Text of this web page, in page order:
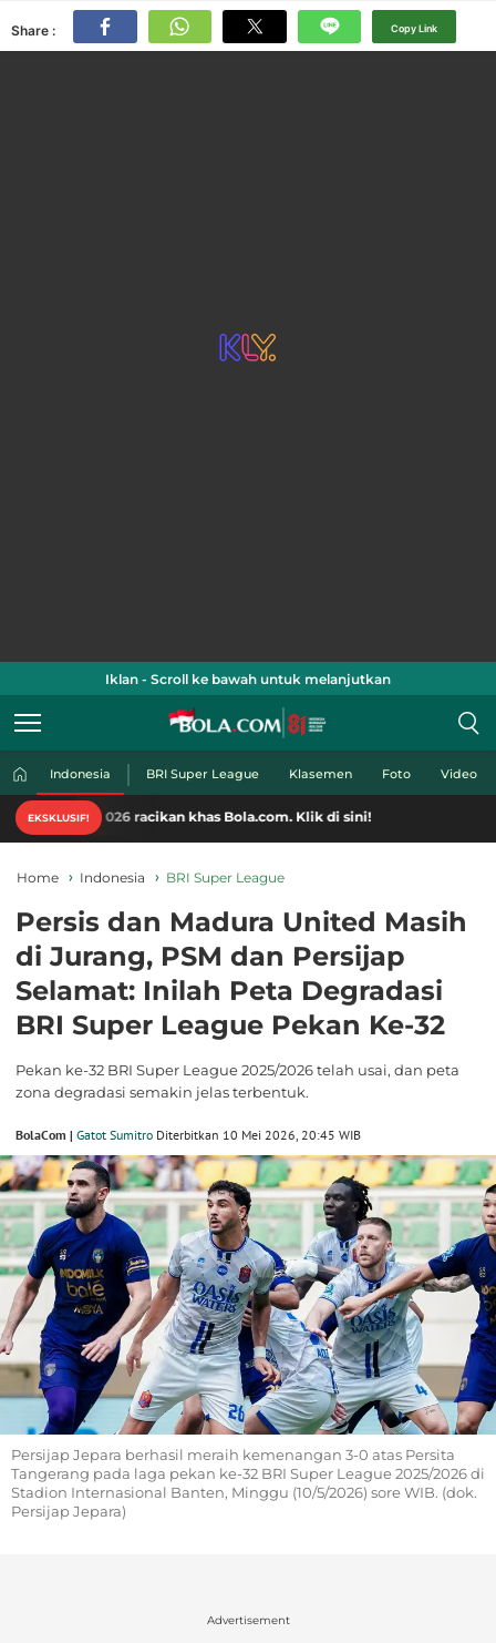
Share : Copy Link
Iklan - Scroll ke bawah untuk melanjutkan
Indonesia BRI Super League Klasemen Foto Video
EKSKLUSIF!
racikan khas Bola.com. Klik di sini!
Home Indonesia BRI Super League
Persis dan Madura United Masih
di Jurang, PSM dan Persijap
Selamat: Inilah Peta Degradasi
BRI Super League Pekan Ke-32
Pekan ke-32 BRI Super League 2025/2026 telah usai, dan peta
zona degradasi semakin jelas terbentuk.
BolaCom | Gatot Sumitro Diterbitkan 10 Mei 2026, 20:45 WIB
Persijap Jepara berhasil meraih kemenangan 3-0 atas Persita
Tangerang pada laga pekan ke-32 BRI Super League 2025/2026 di
Stadion Internasional Banten, Minggu (10/5/2026) sore WIB. (dok.
Persijap Jepara)
Advertisement